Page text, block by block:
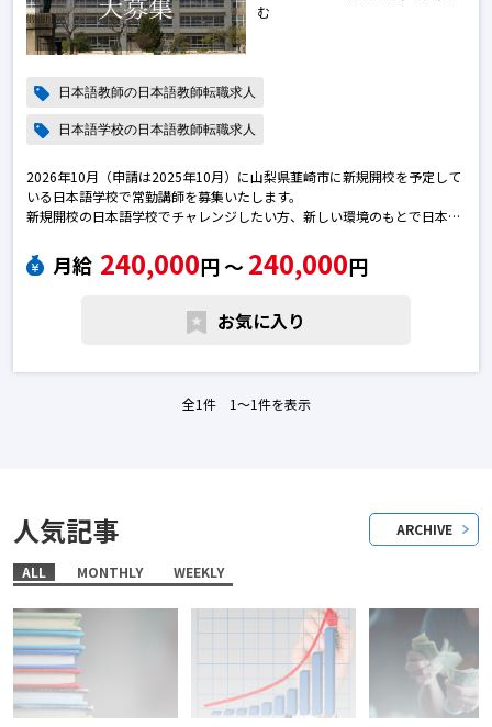
む
日本語教師の日本語教師転職求人
日本語学校の日本語教師転職求人
2026年10月（申請は2025年10月）に山梨県韮崎市に新規開校を予定して
いる日本語学校で常勤講師を募集いたします。
新規開校の日本語学校でチャレンジしたい方、新しい環境のもとで日本語
師の転職求人
月給 240,000円 〜 240,000円
お気に入り
全1件 1〜1件を表示
人気記事
ALL MONTHLY WEEKLY
ARCHIVE